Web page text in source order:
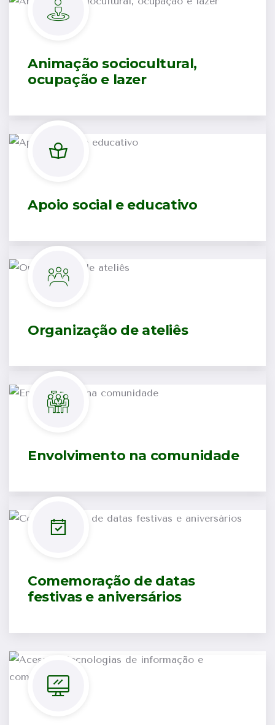
Animação sociocultural,
ocupação e lazer
Apoio social e educativo
Organização de ateliês
Envolvimento na comunidade
Comemoração de datas
festivas e aniversários